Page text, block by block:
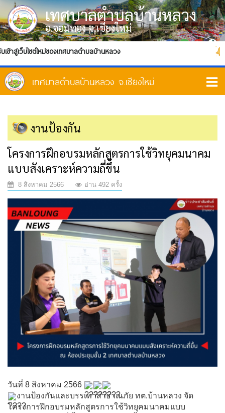
เทศบาลตำบลบ้านหลวง
อ.จอมทอง จ.เชียงใหม่
บาลตำบลบ้านหลวง
งานป้องกัน
โครงการฝึกอบรมหลักสูตรการใช้วิทยุคมนาคม
แบบสังเคราะห์ความถี่ขึ้น
8 สิงหาคม 2566 อ่าน 492 ครั้ง
วันที่ 8 สิงหาคม 2566
งานป้องกันเเละบรรเทาสาธาณภัย ทต.บ้านหลวง จัด
โครงการฝึกอบรมหลักสูตรการใช้วิทยุคมนาคมแบบ